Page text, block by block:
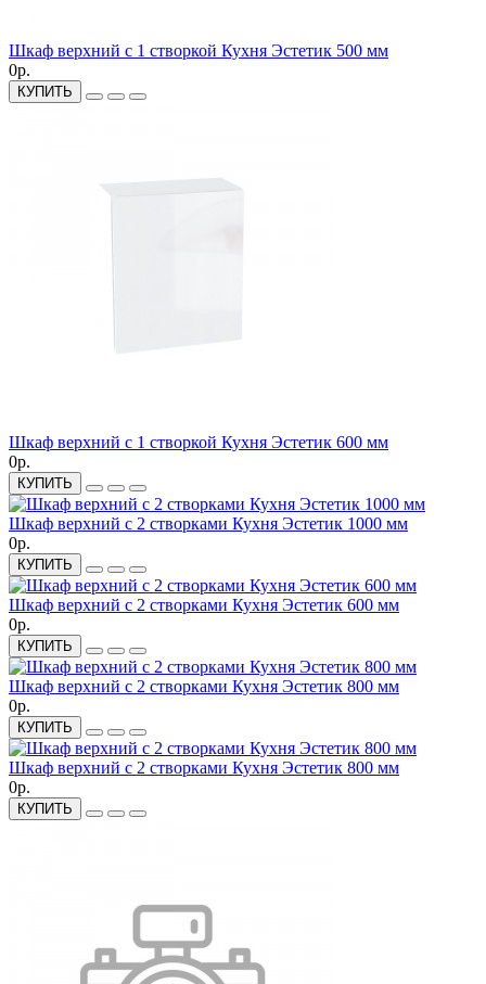
Шкаф верхний с 1 створкой Кухня Эстетик 500 мм
0р.
КУПИТЬ
Шкаф верхний с 1 створкой Кухня Эстетик 600 мм
0р.
КУПИТЬ
Шкаф верхний с 2 створками Кухня Эстетик 1000 мм
0р.
КУПИТЬ
Шкаф верхний с 2 створками Кухня Эстетик 600 мм
0р.
КУПИТЬ
Шкаф верхний с 2 створками Кухня Эстетик 800 мм
0р.
КУПИТЬ
Шкаф верхний с 2 створками Кухня Эстетик 800 мм
0р.
КУПИТЬ